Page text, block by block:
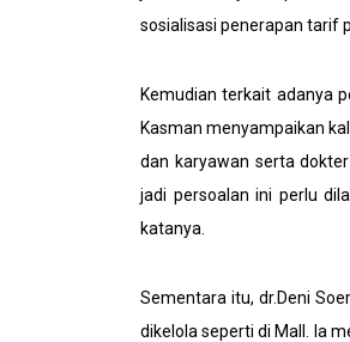
sosialisasi penerapan tarif
Kemudian terkait adanya
Kasman menyampaikan
dan karyawan serta
jadi persoalan ini perlu
katanya.
Sementara itu, dr.Deni
dikelola seperti di Mall. Ia